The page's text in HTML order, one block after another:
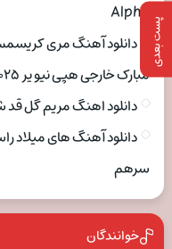
پست بعدی
Alpha
مبارک خارجی هپی نیو یر ۲۰۲۵
دانلود اهنگ مریم گل
دانلود آهنگ های میلاد
سرهم
خوانندگان